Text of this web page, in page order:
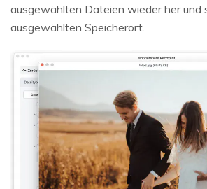
ausgewählten Dateien wieder her und
ausgewählten Speicherort.